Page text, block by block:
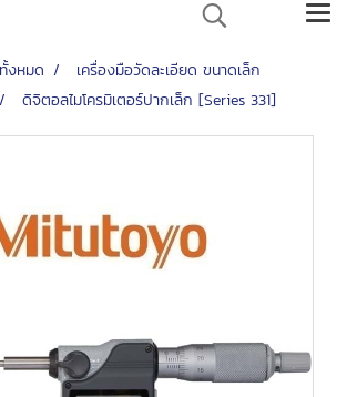
งหมด
เครื่องมือวัดละเอียด ขนาดเล็ก
ดิจิตอลไมโครมิเตอร์ปากเล็ก [Series 331]